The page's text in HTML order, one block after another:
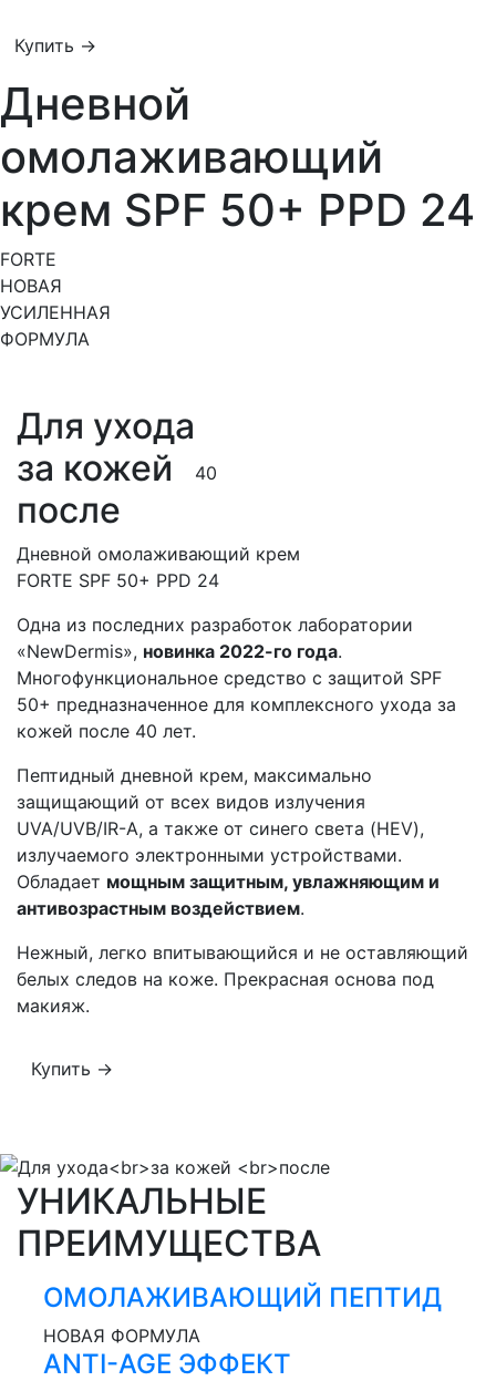
Купить →
Дневной
омолаживающий
крем SPF 50+ PPD 24
FORTE
НОВАЯ
УСИЛЕННАЯ
ФОРМУЛА
Для ухода
за кожей
после
40
Дневной омолаживающий крем
FORTE SPF 50+ PPD 24
Одна из последних разработок лаборатории
«NewDermis», новинка 2022-го года.
Многофункциональное средство с защитой SPF
50+ предназначенное для комплексного ухода за
кожей после 40 лет.
Пептидный дневной крем, максимально
защищающий от всех видов излучения
UVA/UVB/IR-A, а также от синего света (HEV),
излучаемого электронными устройствами.
Обладает мощным защитным, увлажняющим и
антивозрастным воздействием.
Нежный, легко впитывающийся и не оставляющий
белых следов на коже. Прекрасная основа под
макияж.
Купить →
УНИКАЛЬНЫЕ
ПРЕИМУЩЕСТВА
ОМОЛАЖИВАЮЩИЙ ПЕПТИД
НОВАЯ ФОРМУЛА
ANTI-AGE ЭФФЕКТ